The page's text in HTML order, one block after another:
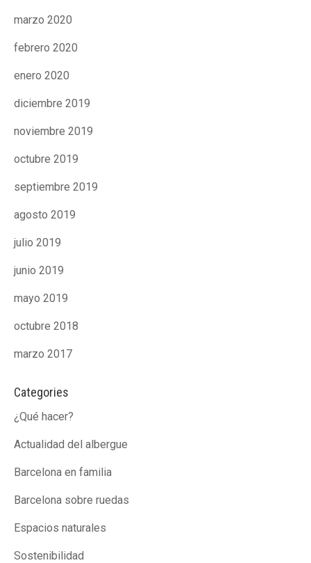
marzo 2020
febrero 2020
enero 2020
diciembre 2019
noviembre 2019
octubre 2019
septiembre 2019
agosto 2019
julio 2019
junio 2019
mayo 2019
octubre 2018
marzo 2017
Categories
¿Qué hacer?
Actualidad del albergue
Barcelona en familia
Barcelona sobre ruedas
Espacios naturales
Sostenibilidad